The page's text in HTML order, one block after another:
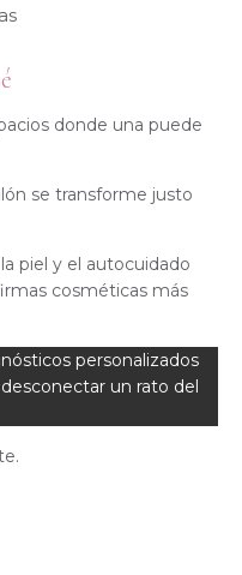
donde una puede
se transforme justo
piel y el autocuidado
cosméticas más
personalizados
un rato del